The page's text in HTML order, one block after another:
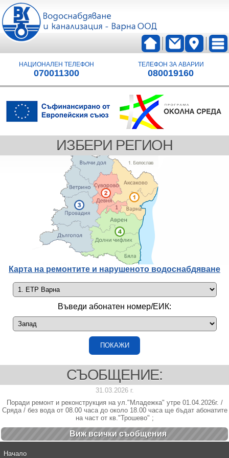
НАЦИОНАЛЕН ТЕЛЕФОН
070011300
ТЕЛЕФОН ЗА АВАРИИ
080019160
ИЗБЕРИ РЕГИОН
Карта на ремонтите и нарушеното водоснабдяване
Въведи абонатен номер/ЕИК:
СЪОБЩЕНИЕ:
31.03.2026 г.
Поради ремонт и реконструкция на ул."Младежка" утре 01.04.2026г. /
Сряда / без вода от 08.00 часа до около 18.00 часа ще бъдат абонатите
на част от кв."Трошево" ;
Виж всички cъобщения
Начало